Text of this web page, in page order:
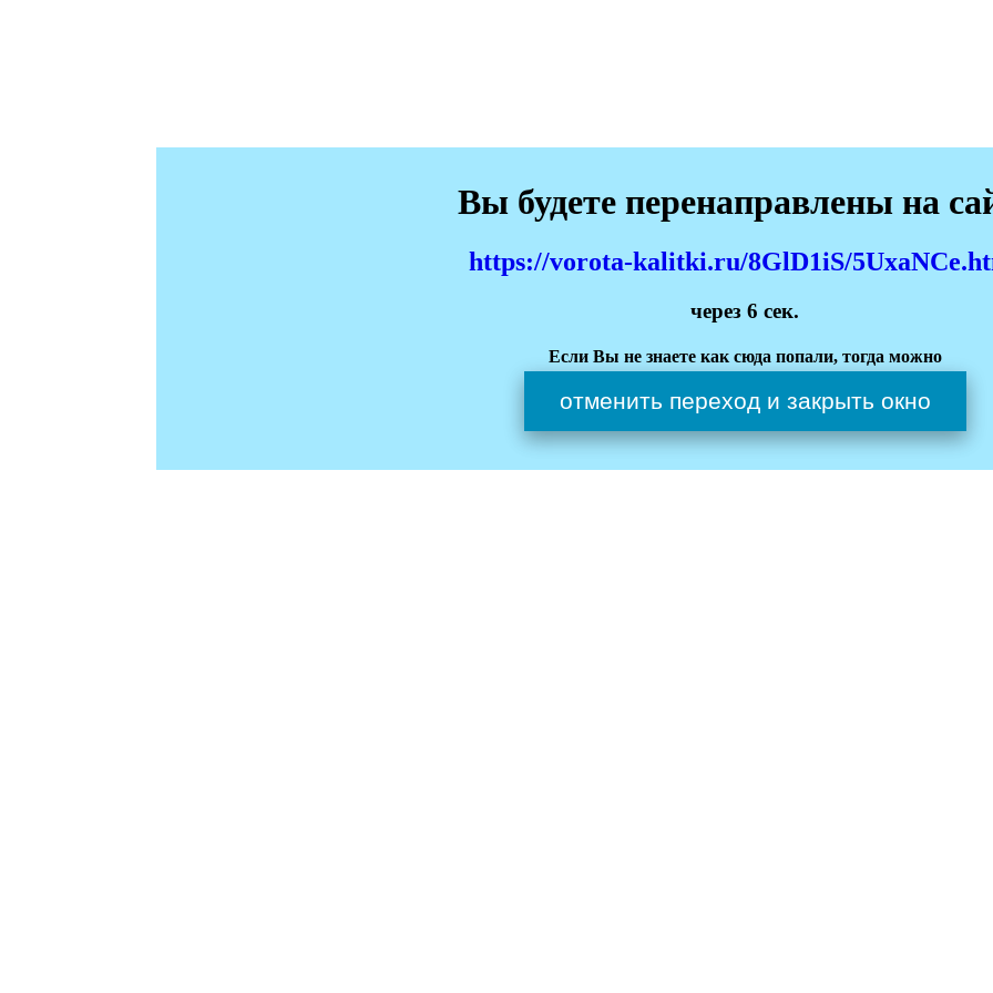
Вы будете перенаправлены на
https://vorota-kalitki.ru/8GlD1iS/
через 6 сек.
Если Вы не знаете как сюда попали, тогда можно
отменить переход и закрыть окно